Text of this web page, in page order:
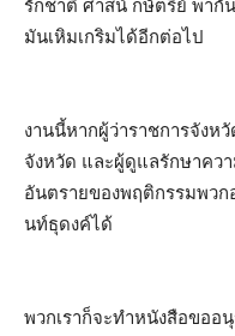
รักชาติ ศาสน์ กษัตริย์ พากั
มันเหิมเกริมได้อีกต่อไป
งานนี้หากผู้ว่าราชการจังห
จังหวัด และผู้ดูแลรักษาคว
อันตรายของพฤติกรรมพว
นท์ธุดงค์ได้
พวกเราก็จะทำหนังสือขอ